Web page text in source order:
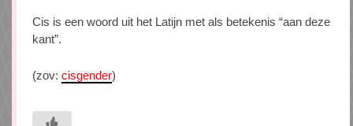
Cis is een woord uit het Latijn met als betekenis “aan deze
kant”.
(zov: cisgender)